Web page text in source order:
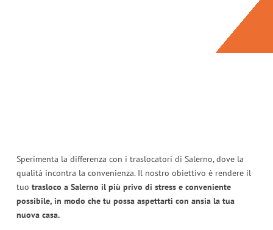
Sperimenta la differenza con i traslocatori di Salerno, dove la
qualità incontra la convenienza. Il nostro obiettivo è rendere il
tuo trasloco a Salerno il più privo di stress e conveniente
possibile, in modo che tu possa aspettarti con ansia la tua
nuova casa.